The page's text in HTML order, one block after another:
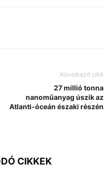
Következő cikk
27 millió tonna
nanoműanyag úszik az
Atlanti-óceán északi részén
CIKKEK